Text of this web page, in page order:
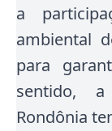
a
ambiental
para
sentido, a
Rondônia